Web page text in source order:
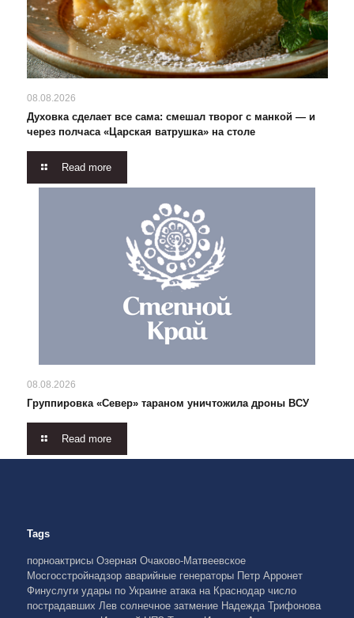
08.08.2026
Духовка сделает все сама: смешал творог с манкой — и
через полчаса «Царская ватрушка» на столе
Read more
08.08.2026
Группировка «Север» тараном уничтожила дроны ВСУ
Read more
Tags
порноактрисы Озерная Очаково-Матвеевское
Мосгосстройнадзор аварийные генераторы Петр Арронет
Финуслуги удары по Украине атака на Краснодар число
пострадавших Лев солнечное затмение Надежда Трифонова